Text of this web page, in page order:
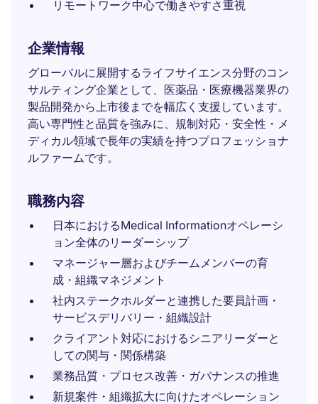
リモートワーク中心で働きやすさ重視
企業情報
グローバルに展開するライフサイエンス分野のコン
サルティング企業として、医薬品・医療機器業界の
製品開発から上市後までを幅広く支援しています。
高い専門性と品質を強みに、規制対応・安全性・メ
ディカル領域で長年の実績を持つプロフェッショナ
ルファームです。
職務内容
日本におけるMedical Informationオペレーシ
ョン全体のリーダーシップ
マネージャー層およびチームメンバーの育
成・組織マネジメント
社内ステークホルダーと連携した要員計画・
サービスデリバリー・組織設計
クライアント対応におけるシニアリーダーと
しての関与・関係構築
業務品質・プロセス改善・ガバナンスの推進
新規案件・組織拡大に向けたオペレーション